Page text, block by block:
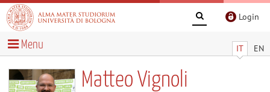
Login
IT EN
Menu
Matteo Vignoli